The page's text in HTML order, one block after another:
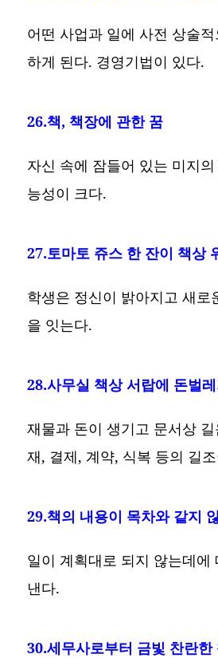
어떤 사업과 일에 사전 상술
하게 된다. 경영기법이 있다.
26.책, 책장에 관한 꿈
자신 속에 잠들어 있는 미지
능성이 크다.
27.토마토 쥬스 한 잔이 책상
학생은 정신이 밝아지고 새로
을 잇는다.
28.사무실 책상 서랍에 돈벌
재물과 돈이 생기고 문서상
재, 결제, 계약, 식복 등의 길
29.책의 내용이 목차와 같지
일이 계획대로 되지 않는데에
낸다.
30.세무사로부터 금빛 찬란한